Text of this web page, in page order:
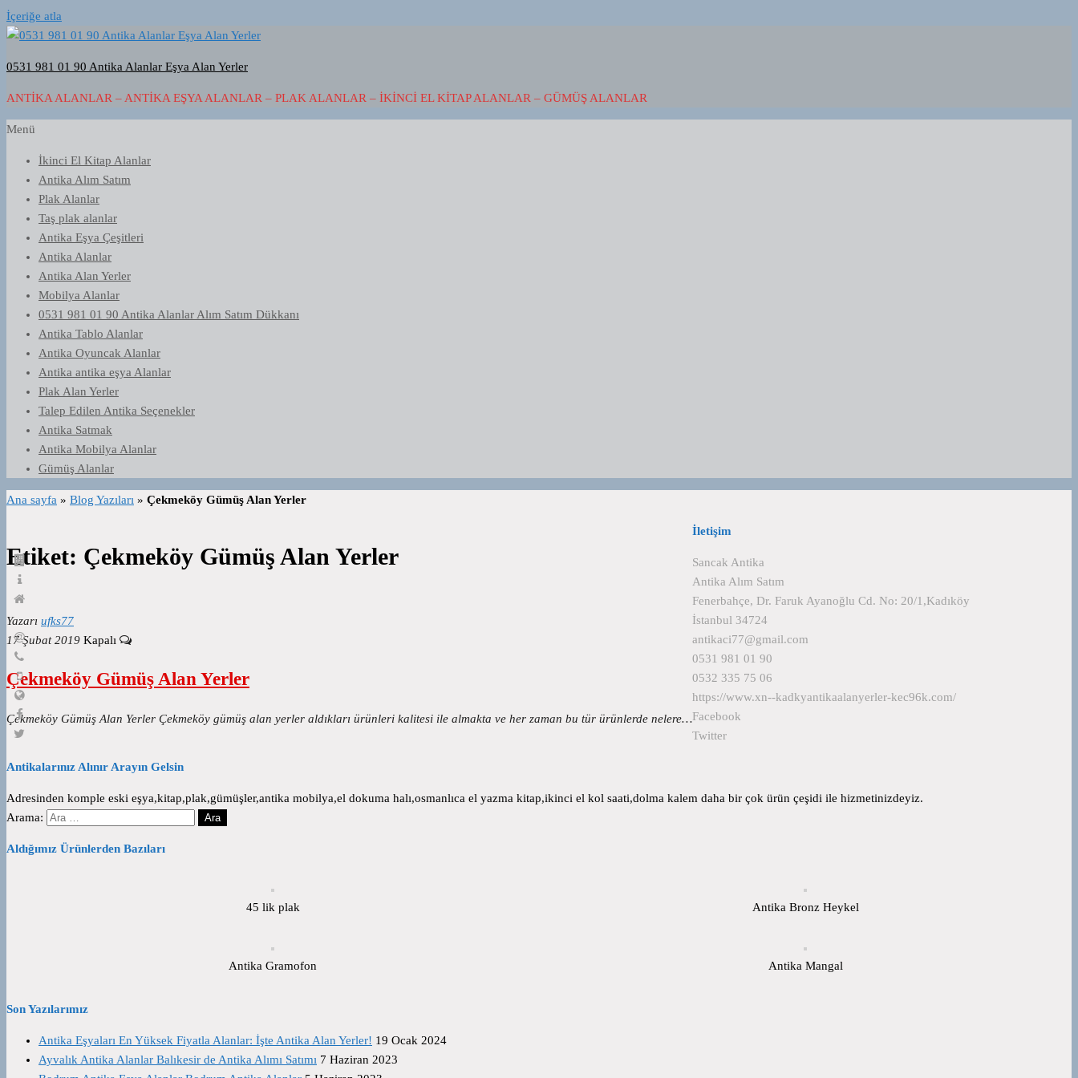
İçeriğe atla
0531 981 01 90 Antika Alanlar Eşya Alan Yerler
ANTIKA ALANLAR – ANTIKA EŞYA ALANLAR – PLAK ALANLAR – İKINCI EL KITAP ALANLAR – GÜMÜŞ ALANLAR
Menü
İkinci El Kitap Alanlar
Antika Alım Satım
Plak Alanlar
Taş plak alanlar
Antika Eşya Çeşitleri
Antika Alanlar
Antika Alan Yerler
Mobilya Alanlar
0531 981 01 90 Antika Alanlar Alım Satım Dükkanı
Antika Tablo Alanlar
Antika Oyuncak Alanlar
Antika antika eşya Alanlar
Plak Alan Yerler
Talep Edilen Antika Seçenekler
Antika Satmak
Antika Mobilya Alanlar
Gümüş Alanlar
Ana sayfa » Blog Yazıları » Çekmeköy Gümüş Alan Yerler
Etiket: Çekmeköy Gümüş Alan Yerler
Yazarı ufks77
17 Şubat 2019 Kapalı
Çekmeköy Gümüş Alan Yerler
Çekmeköy Gümüş Alan Yerler Çekmeköy gümüş alan yerler aldıkları ürünleri kalitesi ile almakta ve her zaman bu tür ürünlerde nelere…
İletişim
Sancak Antika
Antika Alım Satım
Fenerbahçe, Dr. Faruk Ayanoğlu Cd. No: 20/1,Kadıköy
İstanbul 34724
antikaci77@gmail.com
0531 981 01 90
0532 335 75 06
https://www.xn--kadkyantikaalanyerler-kec96k.com/
Facebook
Twitter
Antikalarınız Alınır Arayın Gelsin
Adresinden komple eski eşya,kitap,plak,gümüşler,antika mobilya,el dokuma halı,osmanlıca el yazma kitap,ikinci el kol saati,dolma kalem daha bir çok ürün çeşidi ile hizmetinizdeyiz.
Arama:
Aldığımız Ürünlerden Bazıları
45 lik plak Antika Bronz Heykel
Antika Gramofon Antika Mangal
Son Yazılarımız
Antika Eşyaları En Yüksek Fiyatla Alanlar: İşte Antika Alan Yerler! 19 Ocak 2024
Ayvalık Antika Alanlar Balıkesir de Antika Alımı Satımı 7 Haziran 2023